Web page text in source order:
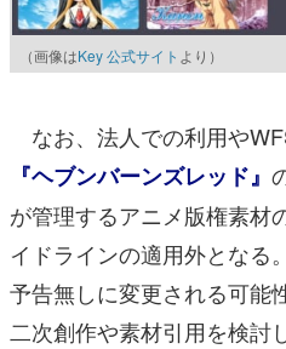
（画像はKey 公式サイト より）
なお、法人での利用や
『ヘブンバーンズレッド』
が管理するアニメ版権素材
イドラインの適用外となる
予告無しに変更される可能
二次創作や素材引用を検討